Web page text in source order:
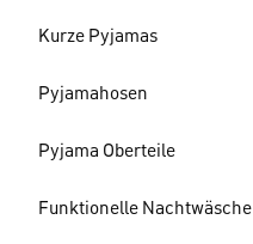
Kurze Pyjamas
Pyjamahosen
Pyjama Oberteile
Funktionelle Nachtwäsche